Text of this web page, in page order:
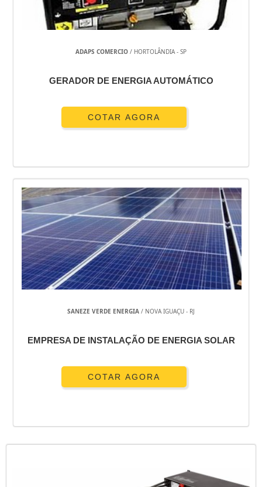
ADAPS COMERCIO / HORTOLÂNDIA - SP
GERADOR DE ENERGIA AUTOMÁTICO
COTAR AGORA
SANEZE VERDE ENERGIA / NOVA IGUAÇU - RJ
EMPRESA DE INSTALAÇÃO DE ENERGIA SOLAR
COTAR AGORA